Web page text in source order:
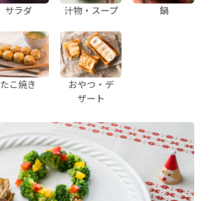
サラダ 汁物・スープ 鍋
たこ焼き
おやつ・デ
ザート